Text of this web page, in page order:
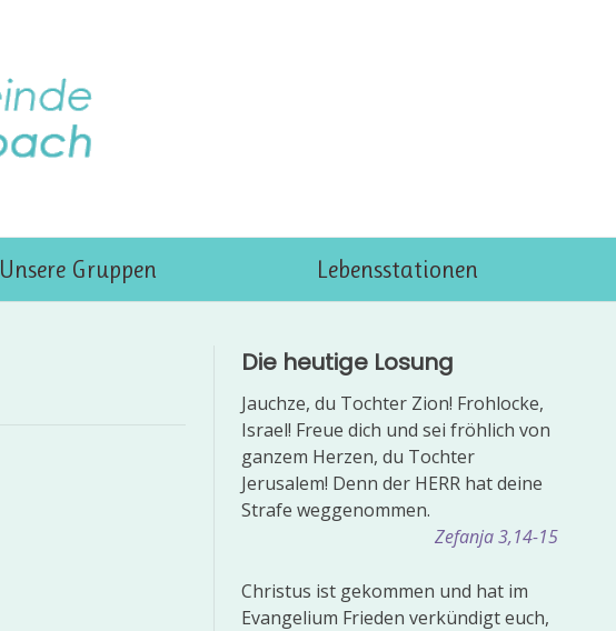
Unsere Gruppen Lebensstationen
Die heutige Losung
Jauchze, du Tochter Zion! Frohlocke,
Israel! Freue dich und sei fröhlich von
ganzem Herzen, du Tochter
Jerusalem! Denn der HERR hat deine
Strafe weggenommen.
Zefanja 3,14-15
Christus ist gekommen und hat im
Evangelium Frieden verkündigt euch,